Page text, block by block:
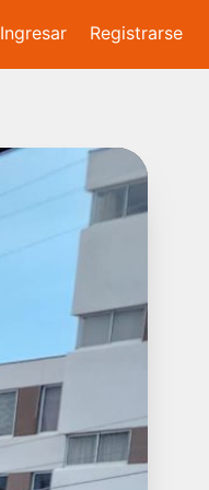
Ingresar Registrarse